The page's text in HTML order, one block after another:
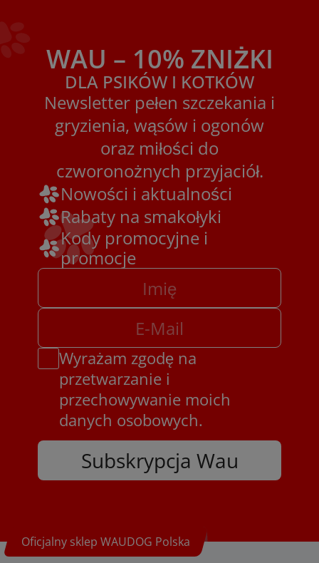
WAU – 10% ZNIŻKI
DLA PSIKÓW I KOTKÓW
Newsletter pełen szczekania i
gryzienia, wąsów i ogonów
oraz miłości do
czworonożnych przyjaciół.
Nowości i aktualności
Rabaty na smakołyki
Kody promocyjne i
promocje
Subskrypcja Wau
Wyrażam zgodę na
przetwarzanie i
przechowywanie moich
danych osobowych.
Oficjalny sklep WAUDOG Polska